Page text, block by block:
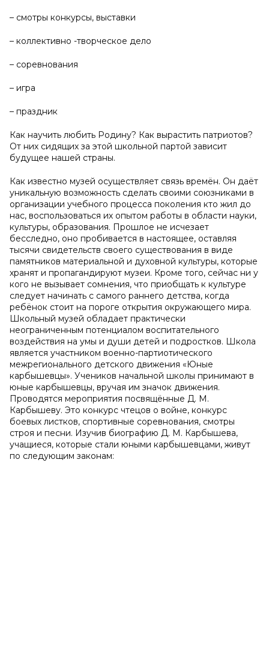
– смотры конкурсы, выставки
– коллективно -творческое дело
– соревнования
– игра
– праздник
Как научить любить Родину? Как вырастить патриотов?
От них сидящих за этой школьной партой зависит
будущее нашей страны.
Как известно музей осуществляет связь времён. Он даёт
уникальную возможность сделать своими союзниками в
организации учебного процесса поколения кто жил до
нас, воспользоваться их опытом работы в области науки,
культуры, образования. Прошлое не исчезает
бесследно, оно пробивается в настоящее, оставляя
тысячи свидетельств своего существования в виде
памятников материальной и духовной культуры, которые
хранят и пропагандируют музеи. Кроме того, сейчас ни у
кого не вызывает сомнения, что приобщать к культуре
следует начинать с самого раннего детства, когда
ребёнок стоит на пороге открытия окружающего мира.
Школьный музей обладает практически
неограниченным потенциалом воспитательного
воздействия на умы и души детей и подростков. Школа
является участником военно-партиотического
межрегионального детского движения «Юные
карбышевцы». Учеников начальной школы принимают в
юные карбышевцы, вручая им значок движения.
Проводятся мероприятия посвящённые Д. М.
Карбышеву. Это конкурс чтецов о войне, конкурс
боевых листков, спортивные соревнования, смотры
строя и песни. Изучив биографию Д. М. Карбышева,
учащиеся, которые стали юными карбышевцами, живут
по следующим законам: